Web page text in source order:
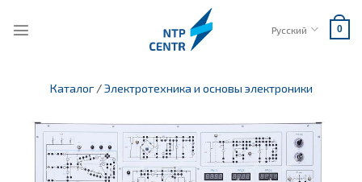
Русский 0
Каталог /Электротехника и основы электроники